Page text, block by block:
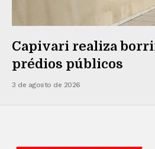
Capivari realiza
prédios públicos
3 de agosto de 2026